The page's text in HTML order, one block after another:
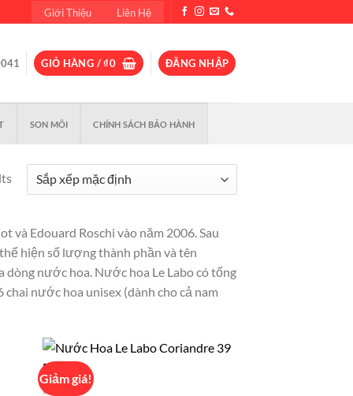
Giới Thiệu Liên Hệ
GIỎ HÀNG /₫0 ĐĂNG NHẬP
SON MÔI CHÍNH SÁCH BẢO HÀNH
và Edouard Roschi vào năm 2006. Sau
hiện số lượng thành phần và tên
nước hoa. Nước hoa Le Labo có tổng
nước hoa unisex (dành cho cả nam
Giảm giá!
LE LABO